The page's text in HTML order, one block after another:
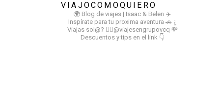
VIAJOCOMOQUIERO
🌍 Blog de viajes | Isaac & Belen ✈️
Inspírate para tu proxima aventura 🚗 ¿
Viajas sol@? 👉🏻@viajesengrupovcq 💸
Descuentos y tips en el link 👇